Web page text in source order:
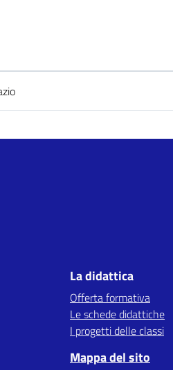
La didattica
Offerta formativa
Le schede didattiche
I progetti delle classi
Mappa del sito